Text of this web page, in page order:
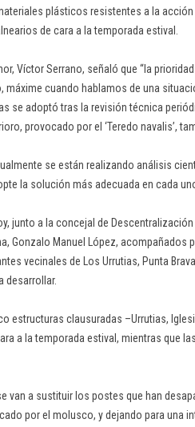
plásticos resistentes a la
de cara a la temporada estival.
Víctor Serrano, señaló que “la
máxime cuando hablamos de una
se adoptó tras la revisión técnica
provocado por el ‘Teredo navalis’,
se están realizando análisis
la solución más adecuada en cada
junto a la concejal de
Gonzalo Manuel López,
vecinales de Los Urrutias, Punta
desarrollar.
estructuras clausuradas –Urrutias,
a la temporada estival, mientras que
van a sustituir los postes que han
por el molusco, y dejando para una